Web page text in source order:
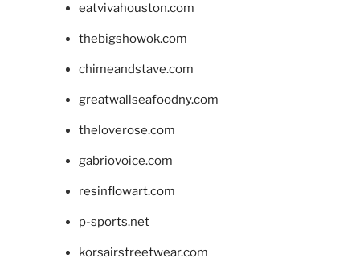
eatvivahouston.com
thebigshowok.com
chimeandstave.com
greatwallseafoodny.com
theloverose.com
gabriovoice.com
resinflowart.com
p-sports.net
korsairstreetwear.com